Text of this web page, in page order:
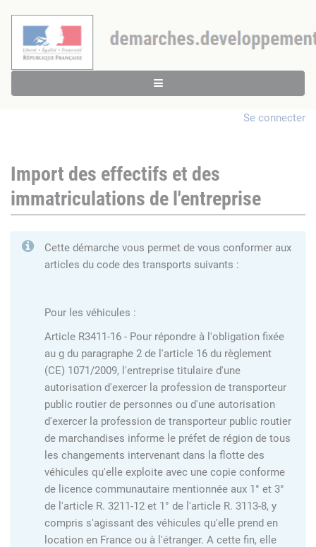
Se connecter
Import des effectifs et des
immatriculations de l'entreprise
Cette démarche vous permet de vous conformer aux
articles du code des transports suivants :
Pour les véhicules :
Article R3411-16 - Pour répondre à l'obligation fixée
au g du paragraphe 2 de l'article 16 du règlement
(CE) 1071/2009, l'entreprise titulaire d'une
autorisation d'exercer la profession de transporteur
public routier de personnes ou d'une autorisation
d'exercer la profession de transporteur public routier
de marchandises informe le préfet de région de tous
les changements intervenant dans la flotte des
véhicules qu'elle exploite avec une copie conforme
de licence communautaire mentionnée aux 1° et 3°
de l'article R. 3211-12 et 1° de l'article R. 3113-8, y
compris s'agissant des véhicules qu'elle prend en
location en France ou à l'étranger. A cette fin, elle